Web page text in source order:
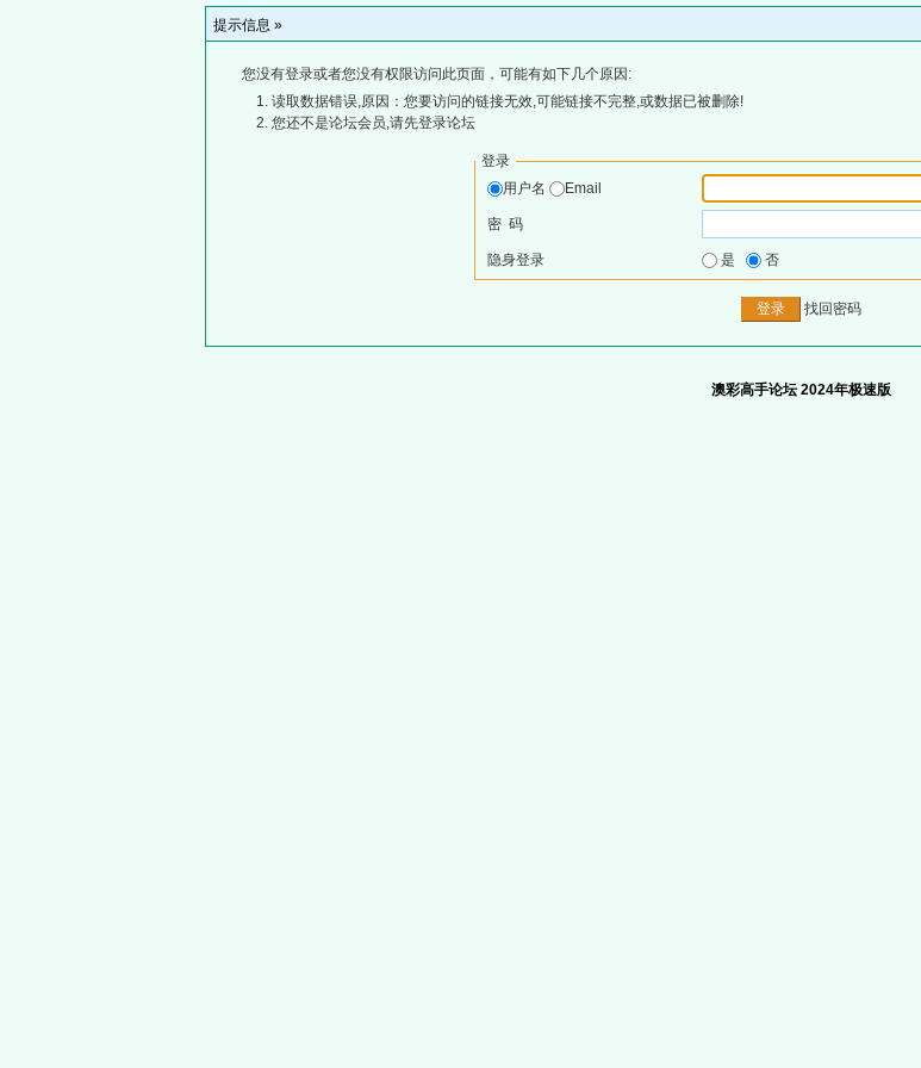
提示信息 »
您没有登录或者您没有权限访问此页面，可能有如下几个原因:
读取数据错误,原因：您要访问的链接无效,可能链接不完整,或数据已被删除!
您还不是论坛会员,请先登录论坛
登录
用户名
Email
密 码
隐身登录 是 否
找回密码
澳彩高手论坛 2024年极速版